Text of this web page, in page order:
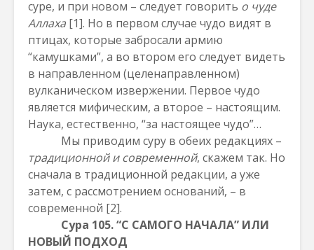
суре, и при новом – следует говорить о чуде
Аллаха [1]. Но в первом случае чудо видят в
птицах, которые забросали армию
“камушками”, а во втором его следует видеть
в направленном (целенаправленном)
вулканическом извержении. Первое чудо
является мифическим, а второе – настоящим.
Наука, естественно, “за настоящее чудо”…
Мы приводим суру в обеих редакциях –
традиционной и современной, скажем так. Но
сначала в традиционной редакции, а уже
затем, с рассмотрением оснований, – в
современной [2].
Сура 105. “С САМОГО НАЧАЛА” ИЛИ
НОВЫЙ ПОДХОД